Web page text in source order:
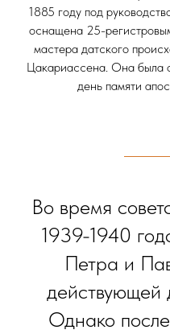
1885 году под
оснащена 25-
мастера датского
Цакариассена. Она была
день памяти
Во время
1939-1940
Петра и
действующей
Однако